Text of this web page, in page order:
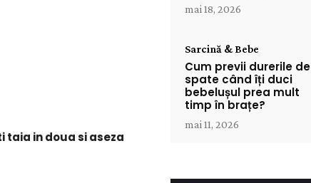
in doua si aseza
mai 18, 2026
Sarcină & Bebe
Cum previi durerile de
spate când îți duci
bebelușul prea mult
timp în brațe?
mai 11, 2026